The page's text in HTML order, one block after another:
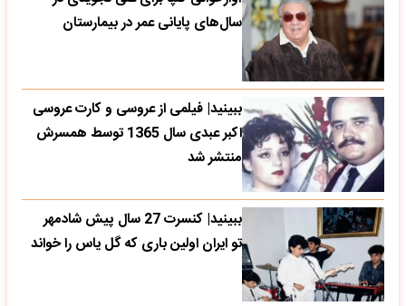
سال‌های پایانی عمر در بیمارستان
ببینید| فیلمی از عروسی و کارت عروسی
اکبر عبدی سال 1365 توسط همسرش
منتشر شد
ببینید| کنسرت 27 سال پیش شادمهر
تو ایران اولین باری که گل یاس را خواند